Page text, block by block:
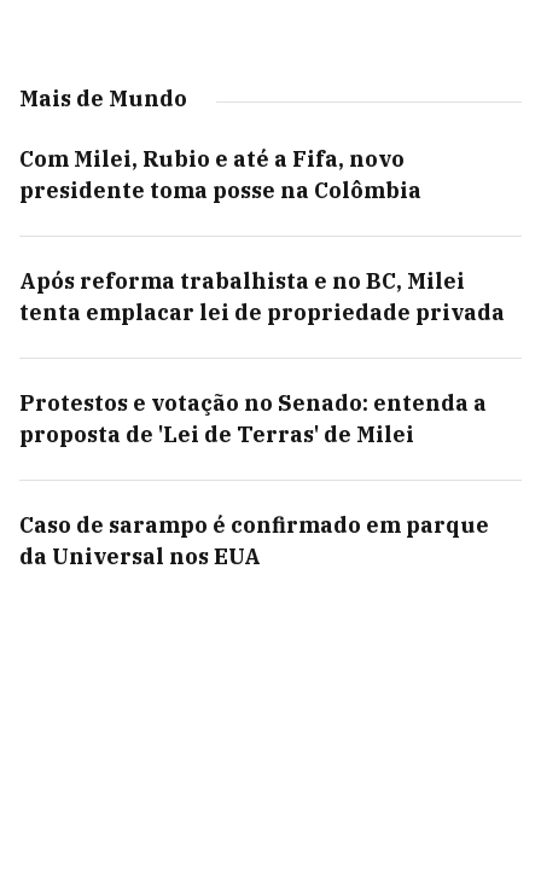
Mais de Mundo
Com Milei, Rubio e até a Fifa, novo
presidente toma posse na Colômbia
Após reforma trabalhista e no BC, Milei
tenta emplacar lei de propriedade privada
Protestos e votação no Senado: entenda a
proposta de 'Lei de Terras' de Milei
Caso de sarampo é confirmado em parque
da Universal nos EUA